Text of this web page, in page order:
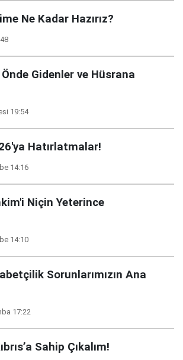
Ne Kadar Hazırız?
Önde Gidenler ve Hüsrana
19:54
Hatırlatmalar!
14:16
Niçin Yeterince
14:10
Sorunlarımızın Ana
17:22
Sahip Çıkalım!